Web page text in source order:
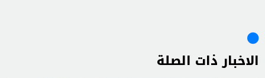
الاخبار ذات الصلة